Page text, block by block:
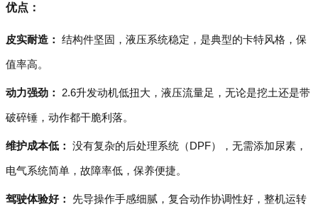
优点：
皮实耐造： 结构件坚固，液压系统稳定，是典型的卡特风格，保
值率高。
动力强劲： 2.6升发动机低扭大，液压流量足，无论是挖土还是带
破碎锤，动作都干脆利落。
维护成本低： 没有复杂的后处理系统（DPF），无需添加尿素，
电气系统简单，故障率低，保养便捷。
驾驶体验好： 先导操作手感细腻，复合动作协调性好，整机运转